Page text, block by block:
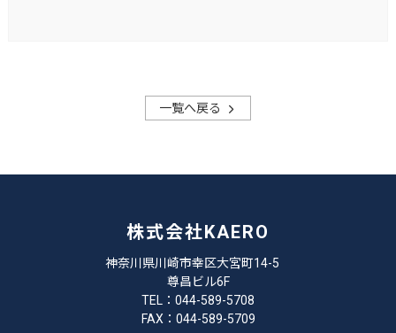
一覧へ戻る
株式会社KAERO
神奈川県川崎市幸区大宮町14-5
尊昌ビル6F
TEL：044-589-5708
FAX：044-589-5709